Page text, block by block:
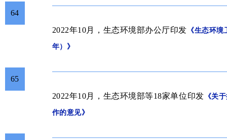
64
2022年10月，生态环境部办公厅印发 《生态环
年）》
65
2022年10月，生态环境部等18家单位印发 《关
作的意见》